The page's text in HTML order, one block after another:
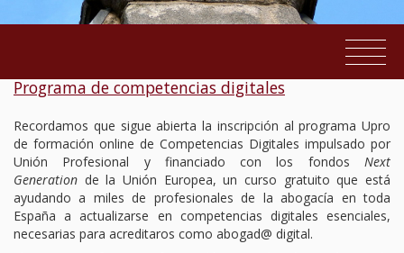
EL COLEGIO
SERVICIOS AL COLEGIADO
TURNO DE OFICIO
ATENCIÓN A LA CIUDADANÍA
Formación gratuita - CGAE Justicia Digital. UPRO
Programa de competencias digitales
Recordamos que sigue abierta la inscripción al programa Upro
de formación online de Competencias Digitales impulsado por
Unión Profesional y financiado con los fondos Next
Generation de la Unión Europea, un curso gratuito que está
ayudando a miles de profesionales de la abogacía en toda
España a actualizarse en competencias digitales esenciales,
necesarias para acreditaros como abogad@ digital.